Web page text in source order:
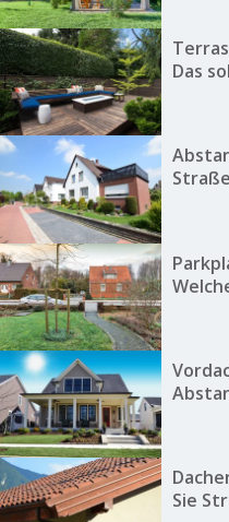
Das
Sie